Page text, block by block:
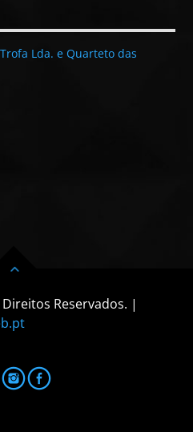
Lda. e Quarteto das
Reservados. |